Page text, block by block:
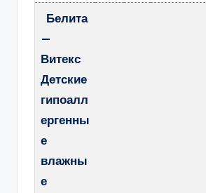
Белита
—
Витекс
Детские
гипоалл
ергенны
е
влажны
е